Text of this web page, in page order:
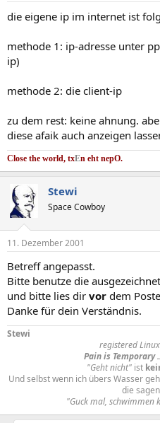
die eigene ip im internet ist
methode 1: ip-adresse unter
ip)
methode 2: die client-ip
zu dem rest: keine ahnung.
diese afaik auch anzeigen
Close the world, txEn eht nepO.
Stewi
Space Cowboy
11. Dezember 2001
Betreff angepasst.
Bitte benutze die
und bitte lies dir vor dem
Danke für dein Verständnis.
Stewi
registered
Pain is Temporary
"Geht nicht"ist
Und selbst wenn ich übers Wasser
die
"Guck mal, schwimmen